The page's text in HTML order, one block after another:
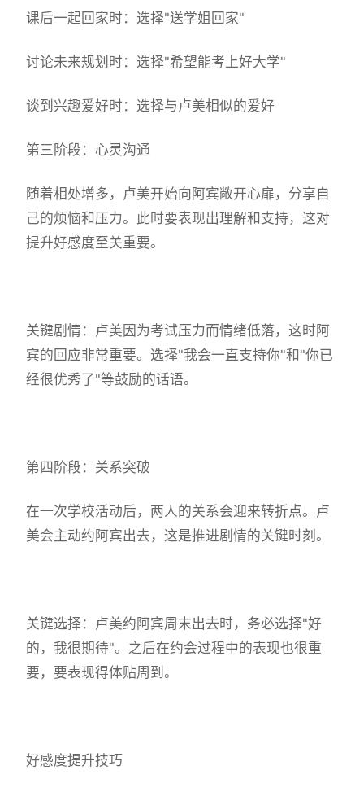
课后一起回家时：选择"送学姐回家"
讨论未来规划时：选择"希望能考上好大学"
谈到兴趣爱好时：选择与卢美相似的爱好
第三阶段：心灵沟通
随着相处增多，卢美开始向阿宾敞开心扉，分享自
己的烦恼和压力。此时要表现出理解和支持，这对
提升好感度至关重要。
关键剧情：卢美因为考试压力而情绪低落，这时阿
宾的回应非常重要。选择"我会一直支持你"和"你已
经很优秀了"等鼓励的话语。
第四阶段：关系突破
在一次学校活动后，两人的关系会迎来转折点。卢
美会主动约阿宾出去，这是推进剧情的关键时刻。
关键选择：卢美约阿宾周末出去时，务必选择"好
的，我很期待"。之后在约会过程中的表现也很重
要，要表现得体贴周到。
好感度提升技巧